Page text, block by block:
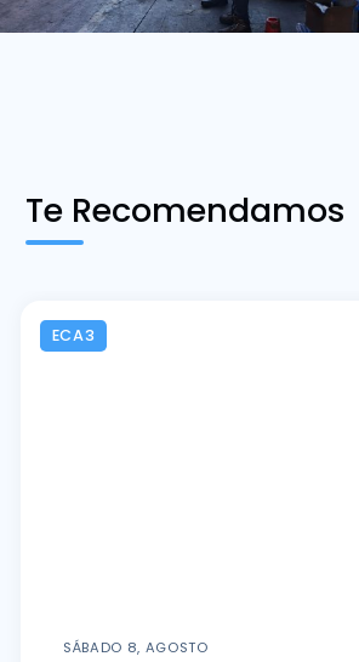
Te Recomendamos
ECA3
SÁBADO 8, AGOSTO